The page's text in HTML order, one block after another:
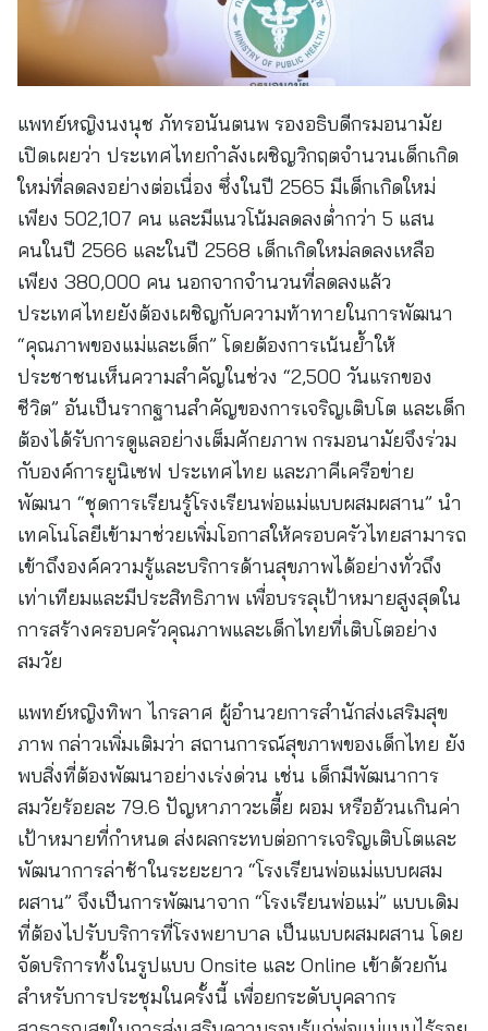
แพทย์หญิงนงนุช ภัทรอนันตนพ รองอธิบดีกรมอนามัย
เปิดเผยว่า ประเทศไทยกำลังเผชิญวิกฤตจำนวนเด็กเกิด
ใหม่ที่ลดลงอย่างต่อเนื่อง ซึ่งในปี 2565 มีเด็กเกิดใหม่
เพียง 502,107 คน และมีแนวโน้มลดลงต่ำกว่า 5 แสน
คนในปี 2566 และในปี 2568 เด็กเกิดใหม่ลดลงเหลือ
เพียง 380,000 คน นอกจากจำนวนที่ลดลงแล้ว
ประเทศไทยยังต้องเผชิญกับความท้าทายในการพัฒนา
“คุณภาพของแม่และเด็ก” โดยต้องการเน้นย้ำให้
ประชาชนเห็นความสำคัญในช่วง “2,500 วันแรกของ
ชีวิต” อันเป็นรากฐานสำคัญของการเจริญเติบโต และเด็ก
ต้องได้รับการดูแลอย่างเต็มศักยภาพ กรมอนามัยจึงร่วม
กับองค์การยูนิเซฟ ประเทศไทย และภาคีเครือข่าย
พัฒนา “ชุดการเรียนรู้โรงเรียนพ่อแม่แบบผสมผสาน” นำ
เทคโนโลยีเข้ามาช่วยเพิ่มโอกาสให้ครอบครัวไทยสามารถ
เข้าถึงองค์ความรู้และบริการด้านสุขภาพได้อย่างทั่วถึง
เท่าเทียมและมีประสิทธิภาพ เพื่อบรรลุเป้าหมายสูงสุดใน
การสร้างครอบครัวคุณภาพและเด็กไทยที่เติบโตอย่าง
สมวัย
แพทย์หญิงทิพา ไกรลาศ ผู้อำนวยการสำนักส่งเสริมสุข
ภาพ กล่าวเพิ่มเติมว่า สถานการณ์สุขภาพของเด็กไทย ยัง
พบสิ่งที่ต้องพัฒนาอย่างเร่งด่วน เช่น เด็กมีพัฒนาการ
สมวัยร้อยละ 79.6 ปัญหาภาวะเตี้ย ผอม หรืออ้วนเกินค่า
เป้าหมายที่กำหนด ส่งผลกระทบต่อการเจริญเติบโตและ
พัฒนาการล่าช้าในระยะยาว “โรงเรียนพ่อแม่แบบผสม
ผสาน” จึงเป็นการพัฒนาจาก “โรงเรียนพ่อแม่” แบบเดิม
ที่ต้องไปรับบริการที่โรงพยาบาล เป็นแบบผสมผสาน โดย
จัดบริการทั้งในรูปแบบ Onsite และ Online เข้าด้วยกัน
สำหรับการประชุมในครั้งนี้ เพื่อยกระดับบุคลากร